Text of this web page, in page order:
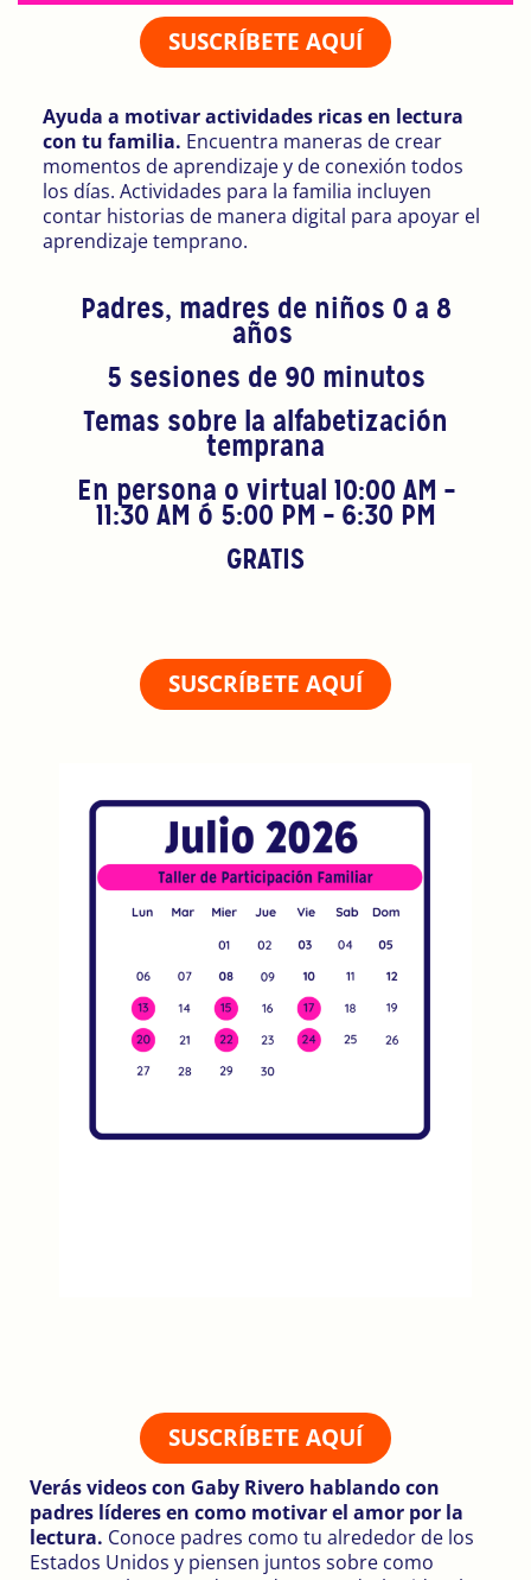
SUSCRÍBETE AQUÍ
Ayuda a motivar actividades ricas en lectura
con tu familia. Encuentra maneras de crear
momentos de aprendizaje y de conexión todos
los días. Actividades para la familia incluyen
contar historias de manera digital para apoyar el
aprendizaje temprano.
Padres, madres de niños 0 a 8
años
5 sesiones de 90 minutos
Temas sobre la alfabetización
temprana
En persona o virtual 10:00 AM –
11:30 AM ó 5:00 PM – 6:30 PM
GRATIS
SUSCRÍBETE AQUÍ
SUSCRÍBETE AQUÍ
Verás videos con Gaby Rivero hablando con
padres líderes en como motivar el amor por la
lectura. Conoce padres como tu alrededor de los
Estados Unidos y piensen juntos sobre como